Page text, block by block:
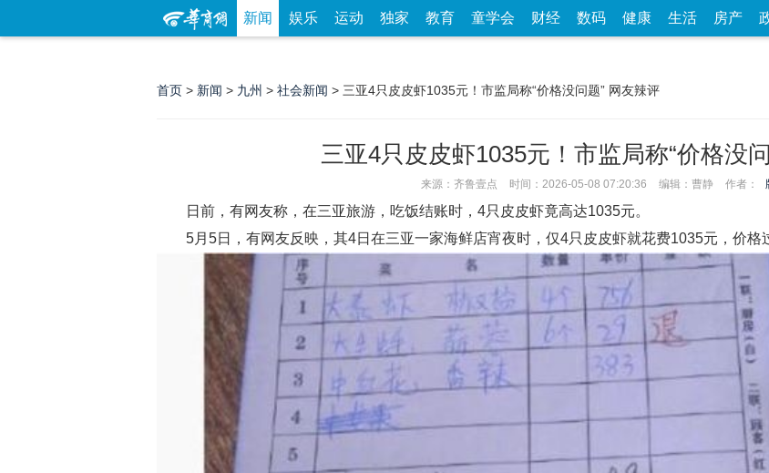
新闻 娱乐 运动 独家 教育 童学会 财经 数码 健康 生活 房产
首页 > 新闻 > 九州 > 社会新闻 > 三亚4只皮皮虾1035元！市监局称“价格没问题” 网友辣评
三亚4只皮皮虾1035元！市监局称“价格没
来源：齐鲁壹点 时间：2026-05-08 07:20:36 编辑：曹静 作者：
日前，有网友称，在三亚旅游，吃饭结账时，4只 皮皮虾竟高达1035元。
5月5日，有网友反映，其4日在三亚一家海鲜店宵夜时，仅4只皮皮虾就花费1035元，价格